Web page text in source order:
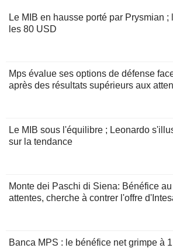
Le MIB en hausse porté par Prysmian
les 80 USD
Mps évalue ses options de défense
après des résultats supérieurs aux
Le MIB sous l'équilibre ; Leonardo
sur la tendance
Monte dei Paschi di Siena: Bénéfice
attentes, cherche à contrer l'offre
Banca MPS : le bénéfice net grimpe à